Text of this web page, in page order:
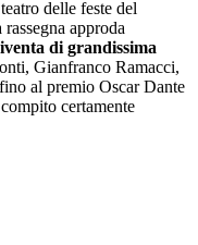
delle feste del
approda
di grandissima
Gianfranco Ramacci,
al premio Oscar Dante
certamente